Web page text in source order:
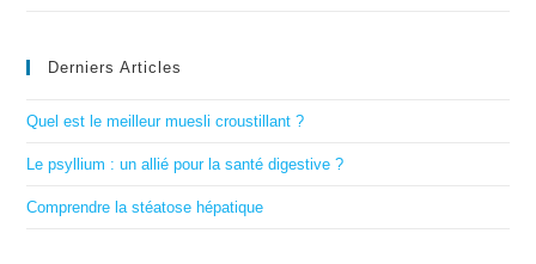
Derniers Articles
Quel est le meilleur muesli croustillant ?
Le psyllium : un allié pour la santé digestive ?
Comprendre la stéatose hépatique